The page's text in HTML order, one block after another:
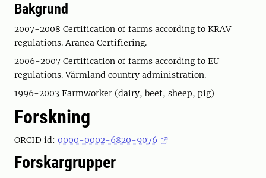
Bakgrund
2007-2008 Certification of farms according to KRAV
regulations. Aranea Certifiering.
2006-2007 Certification of farms according to EU
regulations. Värmland country administration.
1996-2003 Farmworker (dairy, beef, sheep, pig)
Forskning
ORCID id: 0000-0002-6820-9076
Forskargrupper